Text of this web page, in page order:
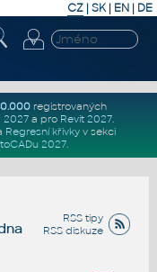
CZ | SK| EN | DE
registrovaných
2027a pro Revit 2027.
Regresní křivkyv sekci
2027.
RSS tipy
RSS diskuze